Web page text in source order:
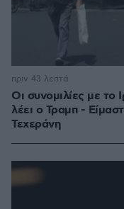
Οι συνομιλίες με το
λέει ο Τραμπ -
Τεχεράνη
πριν 43 λεπτά